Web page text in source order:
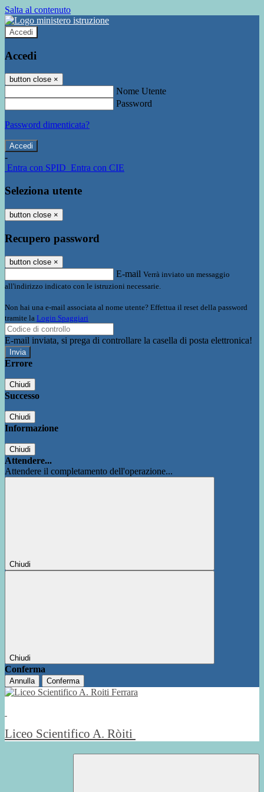
Salta al contenuto
Accedi
Accedi
button close ×
Nome Utente
Password
Password dimenticata?
-
Entra con SPID Entra con CIE
Seleziona utente
button close ×
Recupero password
button close ×
E-mail Verrà inviato un messaggio
all'indirizzo indicato con le istruzioni necessarie.
Non hai una e-mail associata al nome utente? Effettua il reset della password
tramite la Login Spaggiari
E-mail inviata, si prega di controllare la casella di posta elettronica!
Errore
Chiudi
Successo
Chiudi
Informazione
Chiudi
Attendere...
Attendere il completamento dell'operazione...
Chiudi
Chiudi
Conferma
Annulla Conferma
Liceo Scientifico A. Ròiti